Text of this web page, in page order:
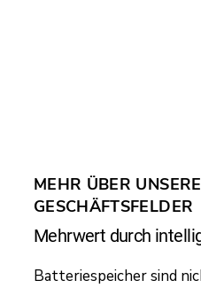
MEHR ÜBER UNSERE
GESCHÄFTSFELDER
Mehrwert durch
Batteriespeicher sind